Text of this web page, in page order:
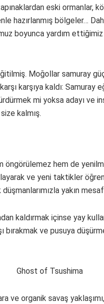
eski ormanlar,
hazırlanmış bölgeler…
boyunca yardım ettiğimiz
Moğollar samuray
karşı karşıya kaldı:
mi yoksa adayı ve
kalmış.
öngörülemez hem de
ve yeni taktikler
yakın
kaldırmak içinse yay
bırakmak ve pusuya
ve organik savaş